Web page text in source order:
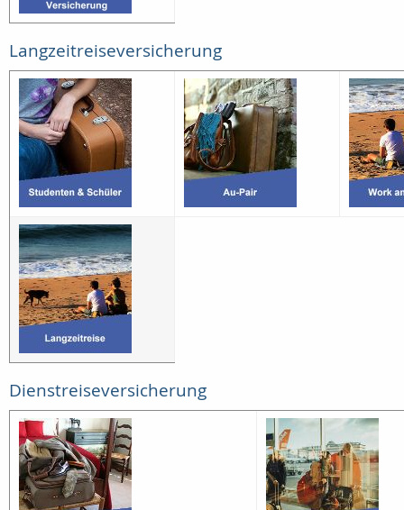
Langzeitreiseversicherung
Dienstreiseversicherung